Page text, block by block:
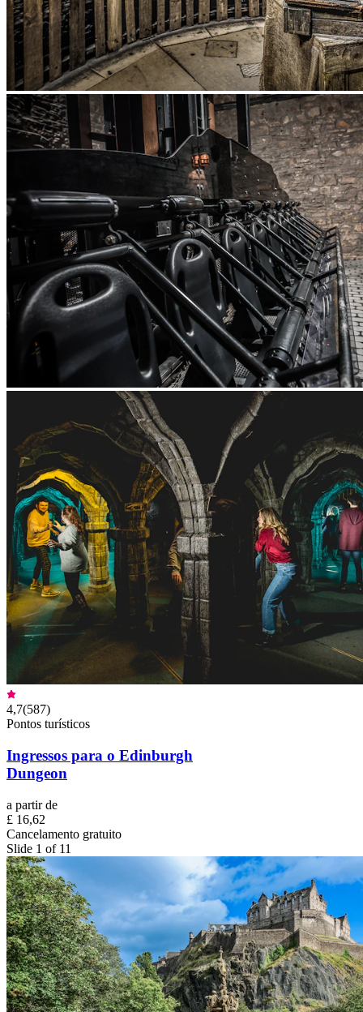
4,7(587)
Pontos turísticos
Ingressos para o Edinburgh
Dungeon
a partir de
£ 16,62
Cancelamento gratuito
Slide 1 of 11